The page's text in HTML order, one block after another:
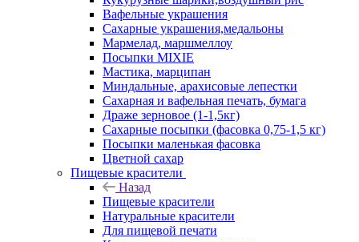
Вафельные украшения
Сахарные украшения,медальоны
Мармелад, маршмеллоу
Посыпки MIXIE
Мастика, марципан
Миндальные, арахисовые лепестки
Сахарная и вафельная печать, бумага
Драже зерновое (1-1,5кг)
Сахарные посыпки (фасовка 0,75-1,5 кг)
Посыпки маленькая фасовка
Цветной сахар
Пищевые красители
Назад
Пищевые красители
Натуральные красители
Для пищевой печати